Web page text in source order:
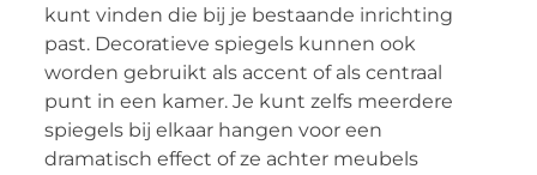
kunt vinden die bij je bestaande inrichting
past. Decoratieve spiegels kunnen ook
worden gebruikt als accent of als centraal
punt in een kamer. Je kunt zelfs meerdere
spiegels bij elkaar hangen voor een
dramatisch effect of ze achter meubels